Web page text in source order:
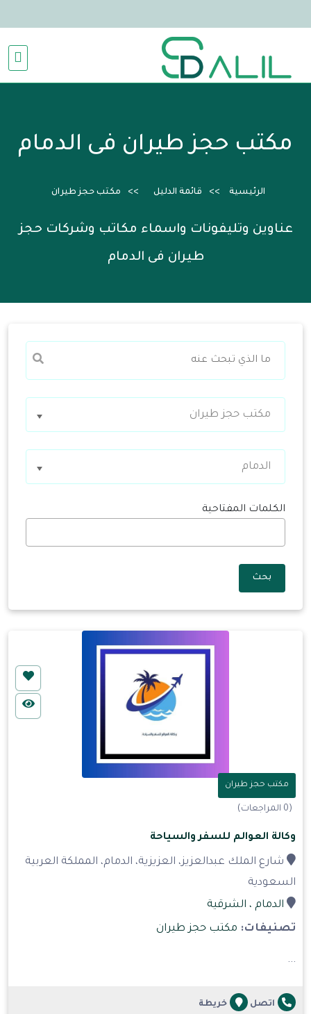
مكتب حجز طيران فى الدمام
الرئيسية قائمة الدليل مكتب حجز طيران
عناوين وتليفونات واسماء مكاتب وشركات حجز
طيران فى الدمام
مكتب حجز طيران
الدمام
الكلمات المفتاحية
بحث
مكتب حجز طيران
(0 المراجعات)
وكالة العوالم للسفر والسياحة
شارع الملك عبدالعزيز، العزيزية، الدمام، المملكة العربية
السعودية
الدمام ، الشرقية
تصنيفات: مكتب حجز طيران
...
اتصل خريطة